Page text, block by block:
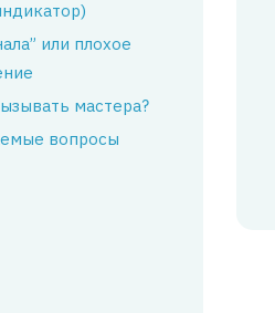
или плохое
мастера?
вопросы